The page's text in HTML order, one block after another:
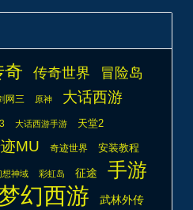
奇 传奇世界 冒险岛
网三 原神 大话西游
大话西游手游 天堂2
MU 奇迹世界 安装教程
想神域 彩虹岛 征途 手游
幻西游
武林外传